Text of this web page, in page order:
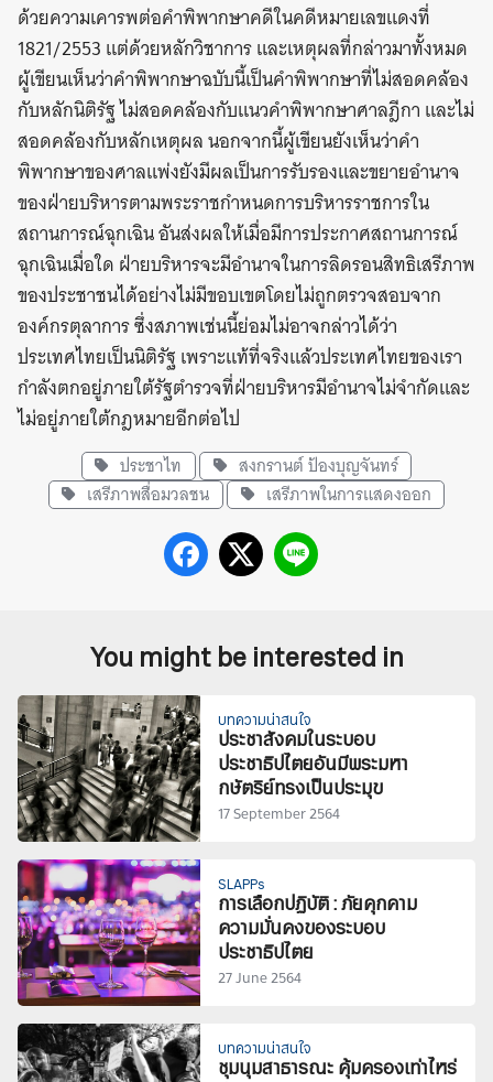
ด้วยความเคารพต่อคำพิพากษาคดีในคดีหมายเลขแดงที่
1821/2553 แต่ด้วยหลักวิชาการ และเหตุผลที่กล่าวมาทั้งหมด
ผู้เขียนเห็นว่าคำพิพากษาฉบับนี้เป็นคำพิพากษาที่ไม่สอดคล้อง
กับหลักนิติรัฐ ไม่สอดคล้องกับแนวคำพิพากษาศาลฎีกา และไม่
สอดคล้องกับหลักเหตุผล นอกจากนี้ผู้เขียนยังเห็นว่าคำ
พิพากษาของศาลแพ่งยังมีผลเป็นการรับรองและขยายอำนาจ
ของฝ่ายบริหารตามพระราชกำหนดการบริหารราชการใน
สถานการณ์ฉุกเฉิน อันส่งผลให้เมื่อมีการประกาศสถานการณ์
ฉุกเฉินเมื่อใด ฝ่ายบริหารจะมีอำนาจในการลิดรอนสิทธิเสรีภาพ
ของประชาชนได้อย่างไม่มีขอบเขตโดยไม่ถูกตรวจสอบจาก
องค์กรตุลาการ ซึ่งสภาพเช่นนี้ย่อมไม่อาจกล่าวได้ว่า
ประเทศไทยเป็นนิติรัฐ เพราะแท้ที่จริงแล้วประเทศไทยของเรา
กำลังตกอยู่ภายใต้รัฐตำรวจที่ฝ่ายบริหารมีอำนาจไม่จำกัดและ
ไม่อยู่ภายใต้กฎหมายอีกต่อไป
ประชาไท
สงกรานต์ ป้องบุญจันทร์
เสรีภาพสื่อมวลชน
เสรีภาพในการแสดงออก
You might be interested in
บทความน่าสนใจ
ประชาสังคมในระบอบ
ประชาธิปไตยอันมีพระมหา
กษัตริย์ทรงเป็นประมุข
17 September 2564
SLAPPs
การเลือกปฏิบัติ : ภัยคุกคาม
ความมั่นคงของระบอบ
ประชาธิปไตย
27 June 2564
บทความน่าสนใจ
ชุมนุมสาธารณะ คุ้มครองเท่าไหร่